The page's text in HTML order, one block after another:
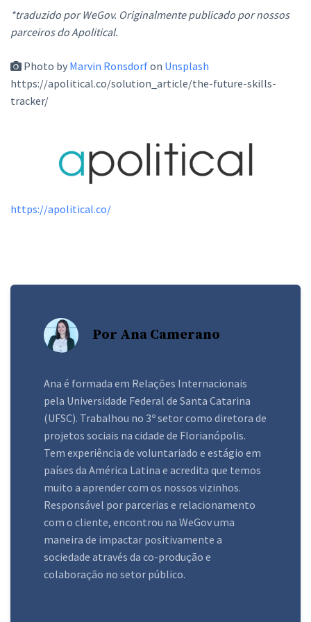
*traduzido por WeGov. Originalmente publicado por nossos
parceiros do Apolitical.
Photo by Marvin Ronsdorfon Unsplash
https://apolitical.co/solution_article/the-future-skills-
tracker/
https://apolitical.co/
Por Ana Camerano
Ana é formada em Relações Internacionais
pela Universidade Federal de Santa Catarina
(UFSC). Trabalhou no 3º setor como diretora de
projetos sociais na cidade de Florianópolis.
Tem experiência de voluntariado e estágio em
países da América Latina e acredita que temos
muito a aprender com os nossos vizinhos.
Responsável por parcerias e relacionamento
com o cliente, encontrou na WeGov uma
maneira de impactar positivamente a
sociedade através da co-produção e
colaboração no setor público.